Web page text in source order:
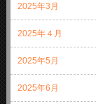
2025年3月
2025年４月
2025年5月
2025年6月